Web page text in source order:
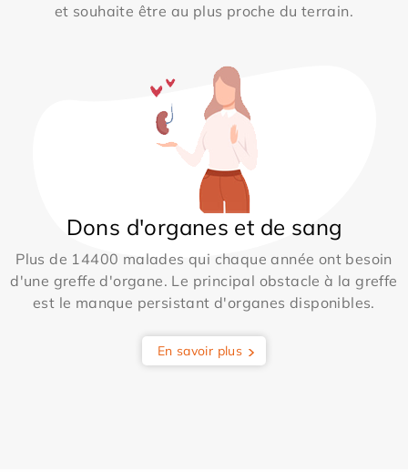
et souhaite être au plus proche du terrain.
Dons d'organes et de sang
Plus de 14400 malades qui chaque année ont besoin
d'une greffe d'organe. Le principal obstacle à la greffe
est le manque persistant d'organes disponibles.
En savoir plus